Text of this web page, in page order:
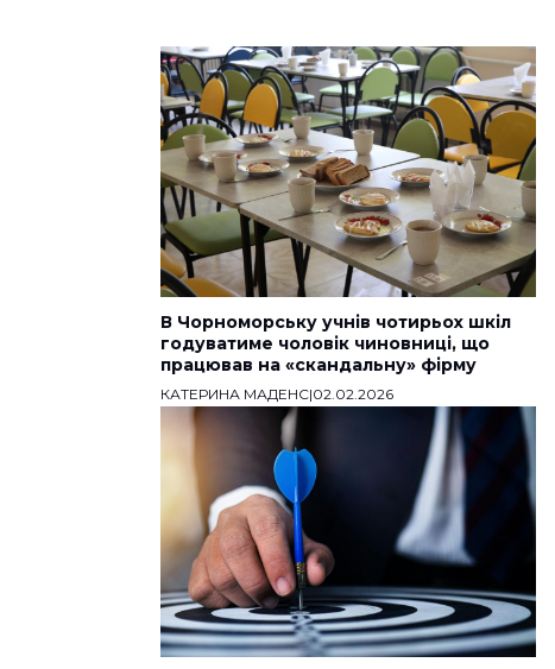
В Чорноморську учнів чотирьох шкіл
годуватиме чоловік чиновниці, що
працював на «скандальну» фірму
КАТЕРИНА МАДЕНС|02.02.2026